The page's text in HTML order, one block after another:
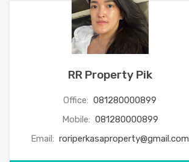
RR Property Pik
Office: 081280000899
Mobile: 081280000899
Email: roriperkasaproperty@gmail.com